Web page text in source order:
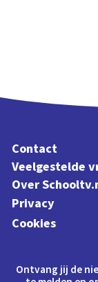
Contact
Veelgestelde
Over
Privacy
Cookies
Ontvang jij de